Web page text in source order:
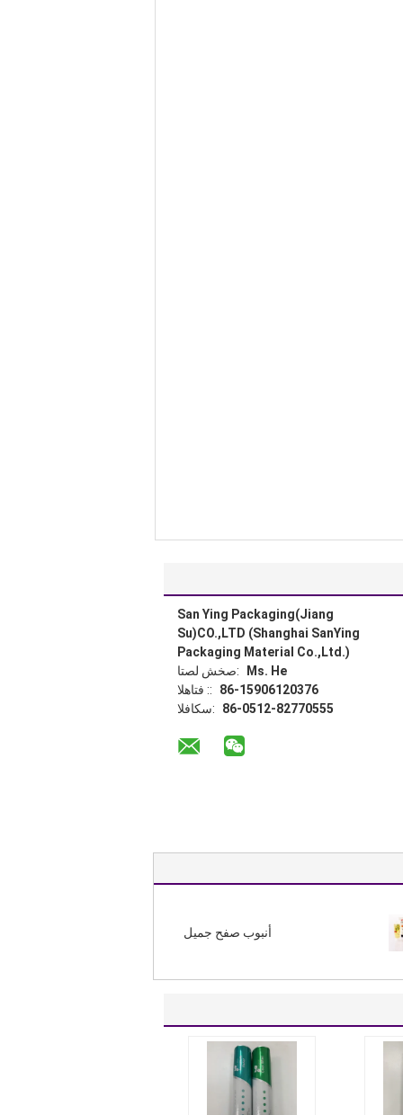
San Ying Packaging(Jiang
Su)CO.,LTD (Shanghai SanYing
Packaging Material Co.,Ltd.)
اتصل شخص:
Ms. He
الهاتف ::
86-15906120376
الفاكس:
86-0512-82770555
أنبوب صفح جميل